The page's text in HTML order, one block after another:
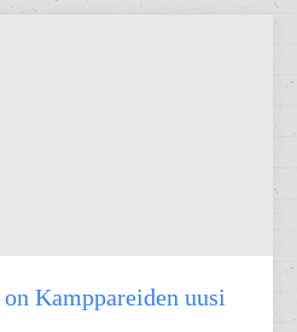
Kamppareiden uusi